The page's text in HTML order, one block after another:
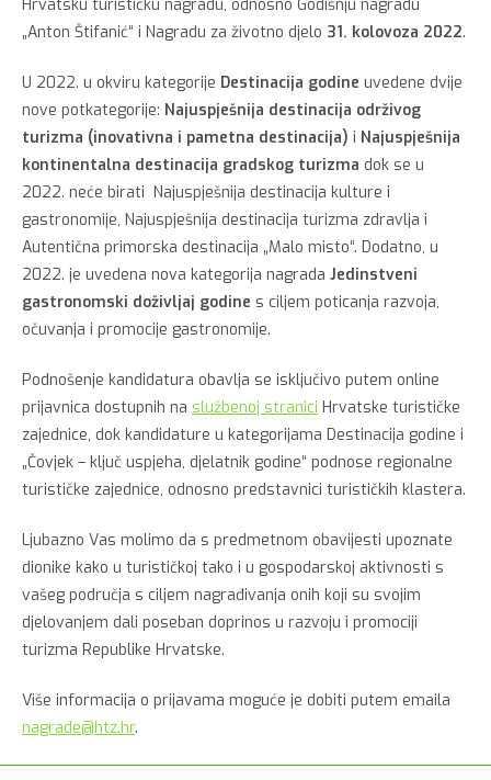
Hrvatsku turističku nagradu, odnosno Godišnju nagradu
„Anton Štifanić“ i Nagradu za životno djelo 31. kolovoza 2022.
U 2022. u okviru kategorije Destinacija godine uvedene dvije
nove potkategorije: Najuspješnija destinacija održivog
turizma (inovativna i pametna destinacija) i Najuspješnija
kontinentalna destinacija gradskog turizma dok se u
2022. neće birati Najuspješnija destinacija kulture i
gastronomije, Najuspješnija destinacija turizma zdravlja i
Autentična primorska destinacija „Malo misto“. Dodatno, u
2022. je uvedena nova kategorija nagrada Jedinstveni
gastronomski doživljaj godine s ciljem poticanja razvoja,
očuvanja i promocije gastronomije.
Podnošenje kandidatura obavlja se isključivo putem online
prijavnica dostupnih na službenoj stranici Hrvatske turističke
zajednice, dok kandidature u kategorijama Destinacija godine i
„Čovjek – ključ uspjeha, djelatnik godine“ podnose regionalne
turističke zajednice, odnosno predstavnici turističkih klastera.
Ljubazno Vas molimo da s predmetnom obavijesti upoznate
dionike kako u turističkoj tako i u gospodarskoj aktivnosti s
vašeg područja s ciljem nagrađivanja onih koji su svojim
djelovanjem dali poseban doprinos u razvoju i promociji
turizma Republike Hrvatske.
Više informacija o prijavama moguće je dobiti putem emaila
nagrade@htz.hr.